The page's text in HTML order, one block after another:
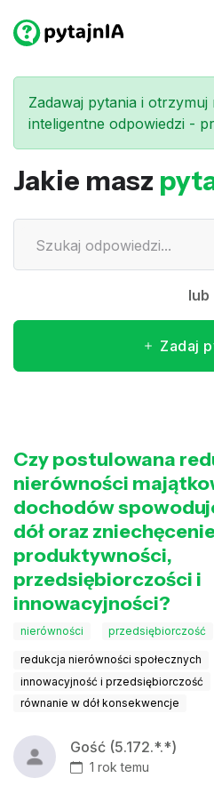
Zadawaj pytania i otrzymuj
inteligentne odpowiedzi -
Jakie masz
lub
Zadaj
Czy postulowana
nierówności
dochodów
dół oraz
produktywności,
przedsiębiorczości i
innowacyjności?
nierówności przedsiębiorczość
redukcja nierówności społecznych
innowacyjność i przedsiębiorczość
równanie w dół konsekwencje
Gość (5.172.*.*)
1 rok temu